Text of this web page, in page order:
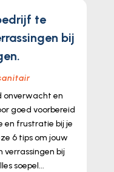
te
bij
onverwacht en
goed voorbereid
en frustratie bij je
6 tips om jouw
verrassingen bij
soepel...